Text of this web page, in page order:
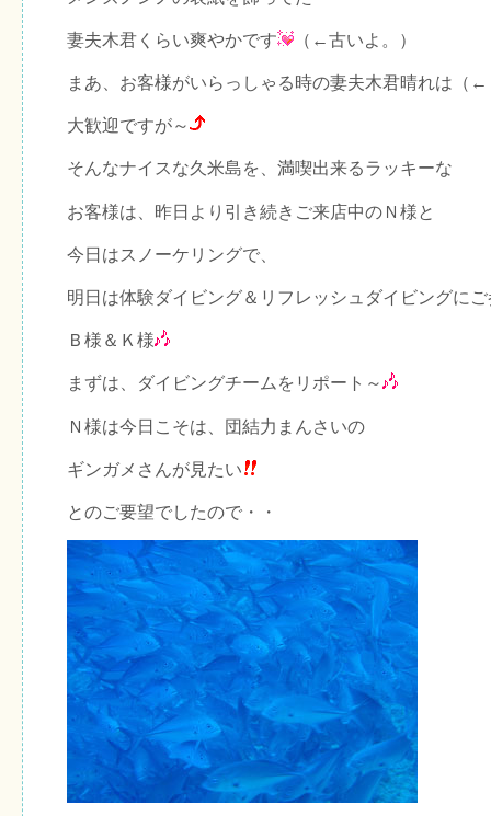
妻夫木君くらい爽やかです （←古いよ。）
まあ、お客様がいらっしゃる時の妻夫木君晴れは（
大歓迎ですが～
そんなナイスな久米島を、満喫出来るラッキーな
お客様は、昨日より引き続きご来店中のＮ様と
今日はスノーケリングで、
明日は体験ダイビング＆リフレッシュダイビングに
Ｂ様＆Ｋ様
まずは、ダイビングチームをリポート～
Ｎ様は今日こそは、団結力まんさいの
ギンガメさんが見たい
とのご要望でしたので・・